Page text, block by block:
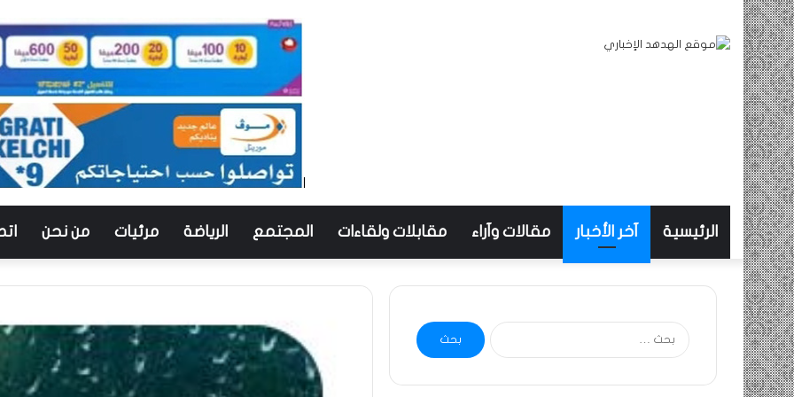
الرئيسية آخر الأخبار مقالات وآراء مقابلات ولقاءات المجتمع الرياضة مرئيات من نحن
البحث
عن: